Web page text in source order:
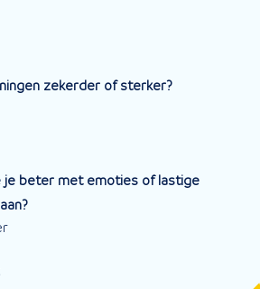
zekerder of sterker?
je beter met emoties of lastige